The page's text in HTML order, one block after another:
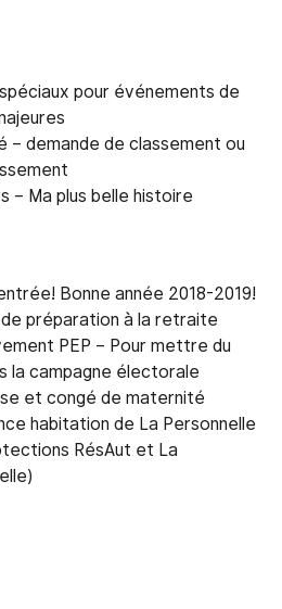
pour événements de
– demande de classement ou
– Ma plus belle histoire
Bonne année 2018-2019!
préparation à la retraite
PEP – Pour mettre du
la campagne électorale
et congé de maternité
habitation de La Personnelle
RésAut et La